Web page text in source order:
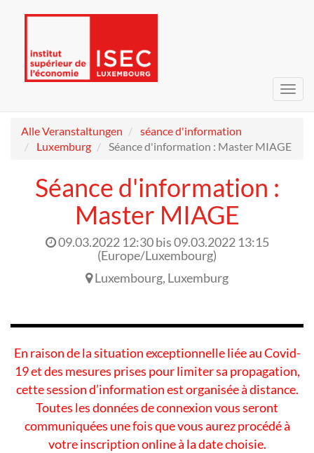
Alle Veranstaltungen
séance d'information
Luxemburg
Séance d'information : Master MIAGE
Séance d'information :
Master MIAGE
09.03.2022 12:30bis09.03.2022 13:15
(Europe/Luxembourg)
Luxembourg, Luxemburg
En raison de la situation exceptionnelle liée au Covid-
19 et des mesures prises pour limiter sa propagation,
cette session d’information est organisée à distance.
Toutes les données de connexion vous seront
communiquées une fois que vous aurez procédé à
votre inscription online à la date choisie.